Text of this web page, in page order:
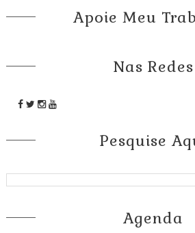
Apoie Meu
Nas Redes
Pesquise
Agenda